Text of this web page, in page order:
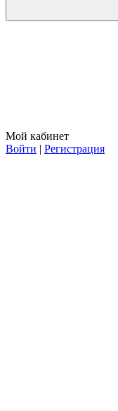
Мой кабинет
Войти | Регистрация